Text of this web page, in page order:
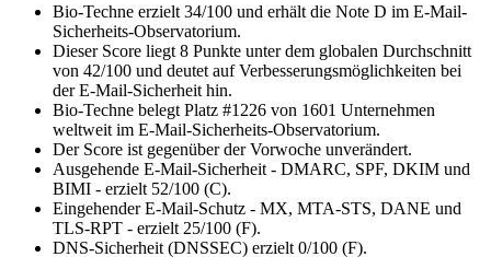
Bio-Techne erzielt 34/100 und erhält die Note D im E-Mail-
Sicherheits-Observatorium.
Dieser Score liegt 8 Punkte unter dem globalen Durchschnitt
von 42/100 und deutet auf Verbesserungsmöglichkeiten bei
der E-Mail-Sicherheit hin.
Bio-Techne belegt Platz #1226 von 1601 Unternehmen
weltweit im E-Mail-Sicherheits-Observatorium.
Der Score ist gegenüber der Vorwoche unverändert.
Ausgehende E-Mail-Sicherheit - DMARC, SPF, DKIM und
BIMI - erzielt 52/100 (C).
Eingehender E-Mail-Schutz - MX, MTA-STS, DANE und
TLS-RPT - erzielt 25/100 (F).
DNS-Sicherheit (DNSSEC) erzielt 0/100 (F).